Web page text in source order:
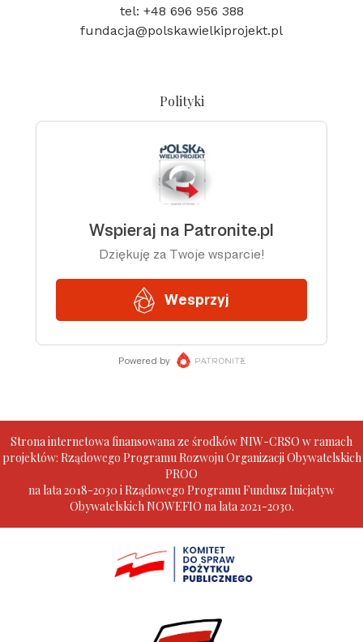
tel: +48 696 956 388
fundacja@polskawielkiprojekt.pl
Polityki
Strona internetowa finansowana ze środków NIW-CRSO w ramach
projektów: Rządowego Programu Rozwoju Organizacji Obywatelskich
PROO
na lata 2018-2030 i Rządowego Programu Fundusz Inicjatyw
Obywatelskich NOWEFIO na lata 2021-2030.